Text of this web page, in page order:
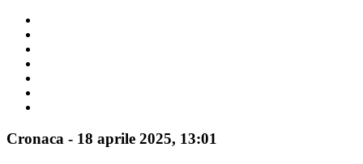
Cronaca - 18 aprile 2025, 13:01